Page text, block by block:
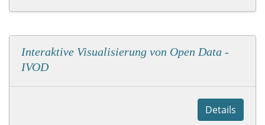
Interaktive Visualisierung von Open Data -
IVOD
Details